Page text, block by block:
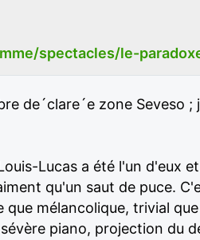
spectacles/le-
zone Seveso ;
Lucas a été l'un d'eux
qu'un saut de puce.
mélancolique, trivial
piano, projection du